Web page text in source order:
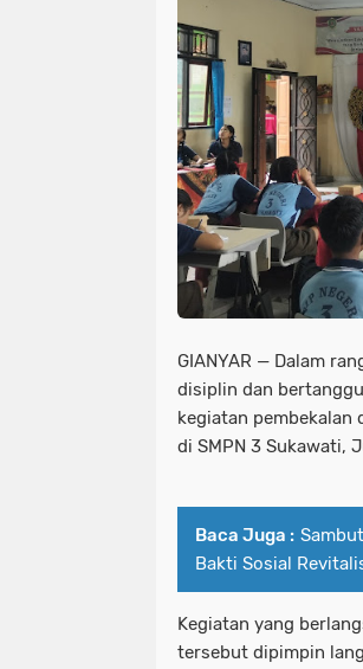
GIANYAR — Dalam
disiplin dan
kegiatan pembekalan
di SMPN 3 Sukawati,
Baca Juga :
Bakti Sosial
Kegiatan yang
tersebut dipimpin